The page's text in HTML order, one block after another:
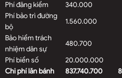
Phí đăng kiểm
340.000
Phí bảo trì đường
bộ
1.560.000
Bảo hiểm trách
nhiệm dân sự
480.700
Phí biển số
20.000.000
Chi phí lăn bánh
837.740.700